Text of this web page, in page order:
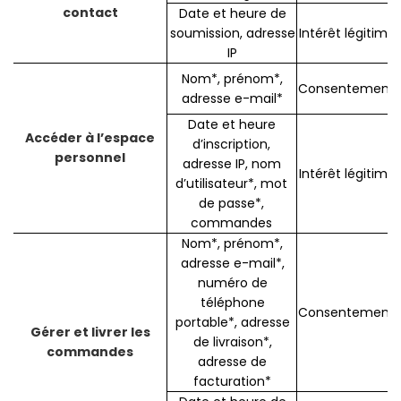
contact
Date et heure de
soumission, adresse
IP
Intérêt légitime
Accéder à l’espace
personnel
Nom*, prénom*,
adresse e-mail*
Consentement
Date et heure
d’inscription,
adresse IP, nom
d’utilisateur*, mot
de passe*,
commandes
Intérêt légitime
Gérer et livrer les
commandes
Nom*, prénom*,
adresse e-mail*,
numéro de
téléphone
portable*, adresse
de livraison*,
adresse de
facturation*
Consentement